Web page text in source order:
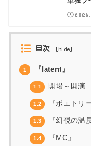
目次 [hide]
1 『latent』
1.1 開場～開演
1.2 『ポエトリ
1.3 『幻視の温
1.4 『MC』